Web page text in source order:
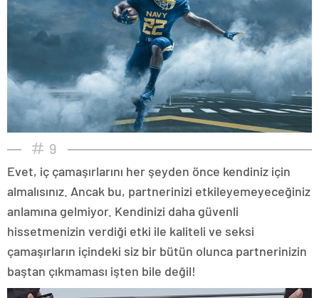
9
Evet, iç çamaşırlarını her şeyden önce kendiniz için
almalısınız. Ancak bu, partnerinizi etkileyemeyeceğiniz
anlamına gelmiyor. Kendinizi daha güvenli
hissetmenizin verdiği etki ile kaliteli ve seksi
çamaşırların içindeki siz bir bütün olunca partnerinizin
baştan çıkmaması işten bile değil!